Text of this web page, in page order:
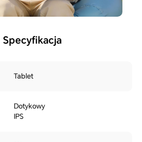
Specyfikacja
Tablet
Dotykowy
IPS